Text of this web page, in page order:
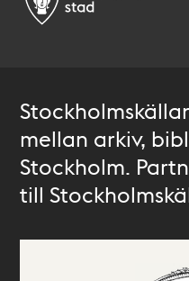
mellan arkiv,
Stockholm.
till